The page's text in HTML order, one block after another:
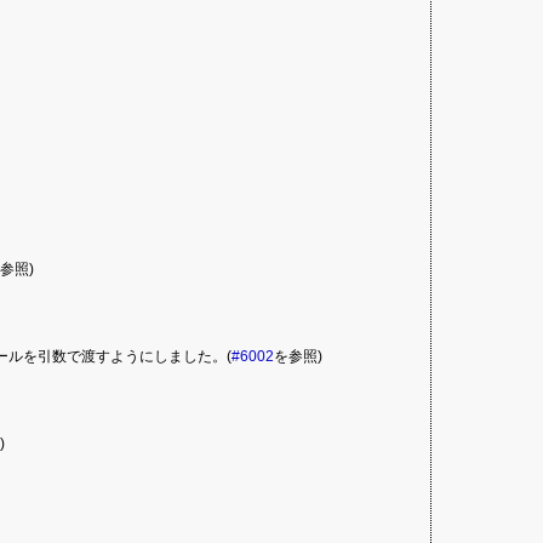
照)
ルを引数で渡すようにしました。(#6002を参照)